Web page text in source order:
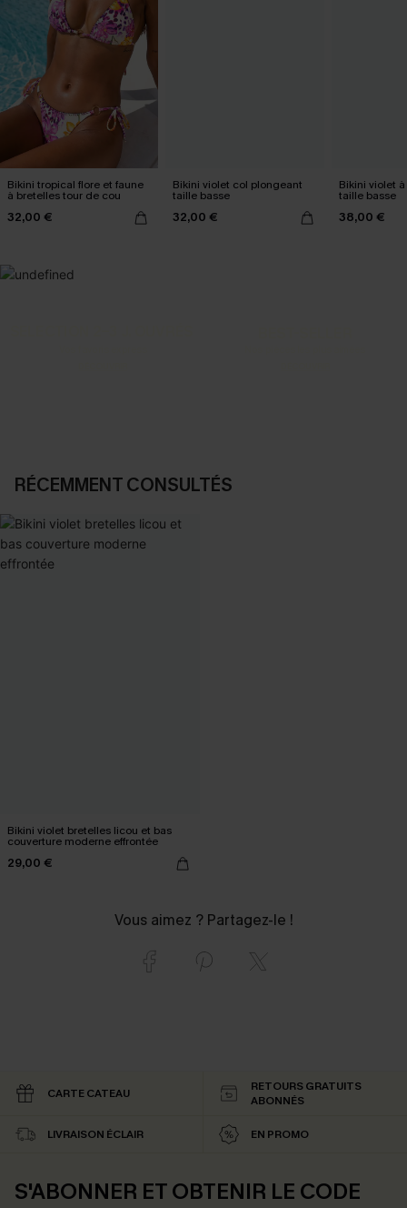
Bikini tropical flore et faune
à bretelles tour de cou
32,00 €
Bikini violet col plongeant
taille basse
32,00 €
Bikini violet
taille basse
38,00 €
RÉCEMMENT CONSULTÉS
Bikini violet bretelles licou et bas
couverture moderne effrontée
29,00 €
Vous aimez ? Partagez-le !
CARTE CATEAU
RETOURS GRATUITS
ABONNÉS
LIVRAISON ÉCLAIR EN PROMO
S'ABONNER ET OBTENIR LE CODE